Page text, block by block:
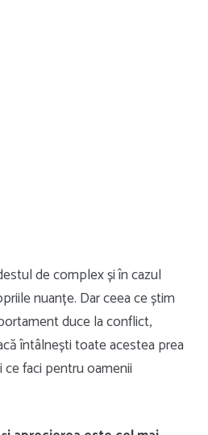
de complex și în cazul
nuanțe. Dar ceea ce știm
duce la conflict,
întâlnești toate acestea prea
ce faci pentru oamenii